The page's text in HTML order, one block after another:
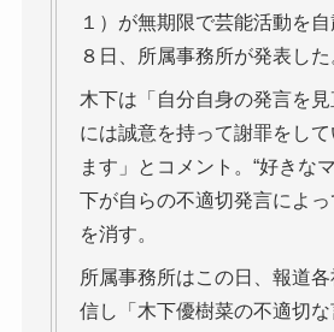
１）が無期限で芸能活動を自
８日、所属事務所が発表した
木下は「自分自身の発言を
には誠意を持って謝罪をし
ます」とコメント。“好きな
下が自らの不適切発言によ
を消す。
所属事務所はこの日、報道
信し「木下優樹菜の不適切